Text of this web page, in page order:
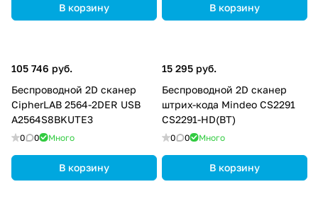
В корзину В корзину
105 746 руб.
Беспроводной 2D сканер
CipherLAB 2564-2DER USB
A2564S8BKUTE3
0 0 Много
В корзину
15 295 руб.
Беспроводной 2D сканер
штрих-кода Mindeo CS2291
CS2291-HD(BT)
0 0 Много
В корзину